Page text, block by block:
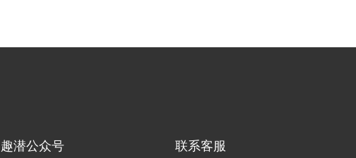
趣潜公众号 联系客服